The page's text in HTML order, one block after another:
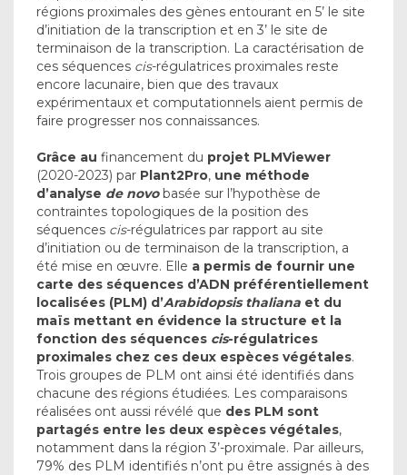
régions proximales des gènes entourant en 5’ le site
d’initiation de la transcription et en 3’ le site de
terminaison de la transcription. La caractérisation de
ces séquences cis-régulatrices proximales reste
encore lacunaire, bien que des travaux
expérimentaux et computationnels aient permis de
faire progresser nos connaissances.
Grâce au financement du projet PLMViewer
(2020-2023) par Plant2Pro, une méthode
d’analyse de novobasée sur l’hypothèse de
contraintes topologiques de la position des
séquences cis-régulatrices par rapport au site
d’initiation ou de terminaison de la transcription, a
été mise en œuvre. Elle a permis de fournir une
carte des séquences d’ADN préférentiellement
localisées (PLM) d’Arabidopsis thaliana et du
maïs mettant en évidence la structure et la
fonction des séquences cis-régulatrices
proximales chez ces deux espèces végétales.
Trois groupes de PLM ont ainsi été identifiés dans
chacune des régions étudiées. Les comparaisons
réalisées ont aussi révélé que des PLM sont
partagés entre les deux espèces végétales,
notamment dans la région 3’-proximale. Par ailleurs,
79% des PLM identifiés n’ont pu être assignés à des